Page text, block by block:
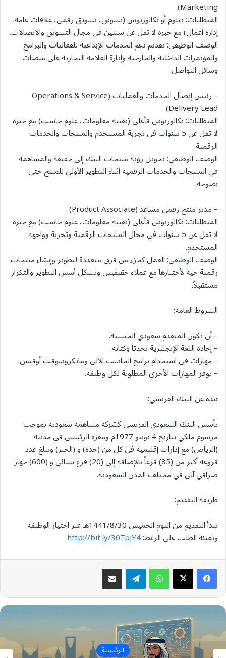
Marketing)
المتطلبات: دبلوم أو بكالوريوس (تسويق، تسويق رقمي، علاقات عامة،
إدارة أعمال) مع خبرة لا تقل عن سنتين في مجال التسويق والاتصالات.
الوصف الوظيفي: تقديم دعم الخدمات الإبداعية للفعاليات والبرامج
والمؤتمرات الداخلية والخارجية وإدارة العلامة التجارية على منصات
وسائل التواصل.
– رئيس إيصال الخدمات والعمليات (Operations & Service
Delivery Lead)
المتطلبات: بكالوريوس فأعلى (تقنية معلومات، علوم حاسب) مع خبرة
لا تقل عن 5 سنوات في تجربة المستخدم والمنتجات والخدمات
الرقمية.
الوصف الوظيفي: تحويل رؤية منتجات البنك إلى حقيقة والمساهمة
في المنتجات والخدمات الرقمية أثناء التطوير الأولي للمنتج حتى
نضوجه.
– مدير منتج رقمي مساعد (Product Associate)
المتطلبات: بكالوريوس فأعلى (تقنية معلومات، علوم حاسب) مع خبرة
لا تقل عن 5 سنوات في مجال المنتجات الرقمية وتجربة وواجهة
المستخدم.
الوصف الوظيفي: العمل كجزء من فرق متعددة لتطوير وإنشاء منتجات
رقمية حية لأختبارها مع عملاء حقيقيين وتشكل أسس التطوير والتكرار
مستقبلاً.
الشروط العامة:
– أن يكون المتقدم سعودي الجنسية.
– إجادة اللغة الإنجليزية تحدثاً وكتابة.
– مهارات في استخدام برامج الحاسب الآلي ومايكروسوفت أوفيس.
– توفر المهارات الأخرى المطلوبة لكل وظيفة.
نبذة عن البنك الفرنسي:
تأسس البنك السعودي الفرنسي كشركة مساهمة سعودية بموجب
مرسوم ملكي بتاريخ 4 يونيو 1977م ومقره الرئيسي في مدينة
(الرياض) مع إدارات إقليمية في كل من (جدة) و (الخبر) ويبلغ عدد
فروعه أكثر من (85) فرعاً بالإضافة إلى (20) فرع نسائي و (600) جهاز
صرافي آلي في مختلف المدن السعودية.
طريقة التقديم:
يبدأ التقديم من اليوم الخميس 1441/8/30هـ عبر اختيار الوظيفة
وتعبئة الطلب على الرابط:http://bit.ly/30TpjY4
واتسابتيلقرام مشاركة عبر البريد
الرئيسية